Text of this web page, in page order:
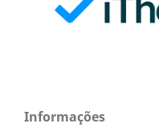
Informações